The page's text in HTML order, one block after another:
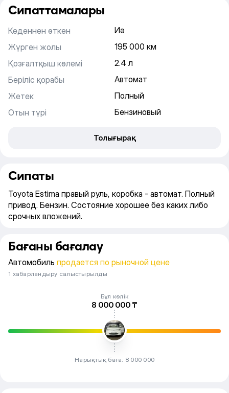
Сипаттамалары
Кеденнен өткен
Иә
Жүрген жолы
195 000 км
Қозғалтқыш көлемі
2.4 л
Беріліс қорабы
Автомат
Жетек
Полный
Отын түрі
Бензиновый
Толығырақ
Сипаты
Toyota Estima правый руль, коробка - автомат. Полный
привод. Бензин. Состояние хорошее без каких либо
срочных вложений.
Бағаны бағалау
Автомобиль продается по рыночной цене
1 хабарландыру салыстырылды
Нарықтық баға: 8 000 000
Бұл көлік
8 000 000 ₸